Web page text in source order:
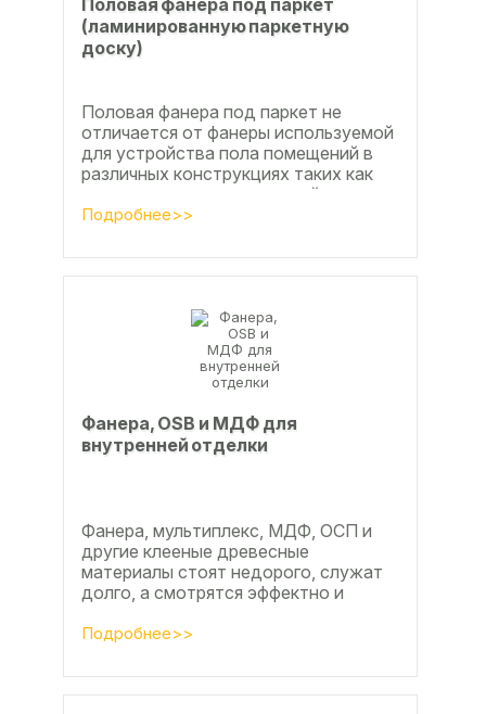
(ламинированную паркетную
доску)
Половая фанера под паркет не
отличается от фанеры используемой
для устройства пола помещений в
различных конструкциях таких как
ламинат из ламинированной
паркетной доски, а так же...
Подробнее>>
Фанера, OSB и МДФ для
внутренней отделки
Фанера, мультиплекс, МДФ, ОСП и
другие клееные древесные
материалы стоят недорого, служат
долго, а смотрятся эффектно и
Подробнее>>